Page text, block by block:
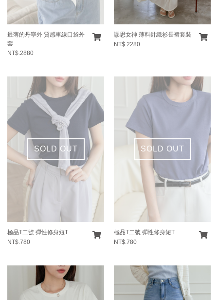
最薄的丹寧外 質感車線口袋外
套
NT$.2880
謬思女神 薄料針織衫長裙套裝
NT$.2280
SOLD OUT
極品T二號 彈性修身短T
NT$.780
SOLD OUT
極品T二號 彈性修身短T
NT$.780